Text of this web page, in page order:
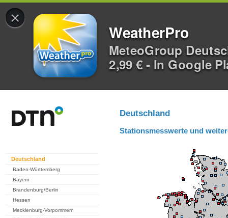
×
WeatherPro
MeteoGroup
2,99 € - In Google
Deutschland
Baden-Württemberg
Bayern
Brandenburg/Berlin
Hessen
Mecklenburg-Vorpommern
Deutschland
Stationsmesswerte und